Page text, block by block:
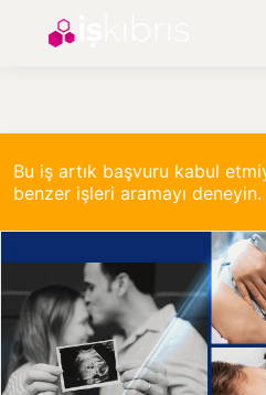
Bu iş artık başvuru kabul
benzer işleri aramayı deneyin.